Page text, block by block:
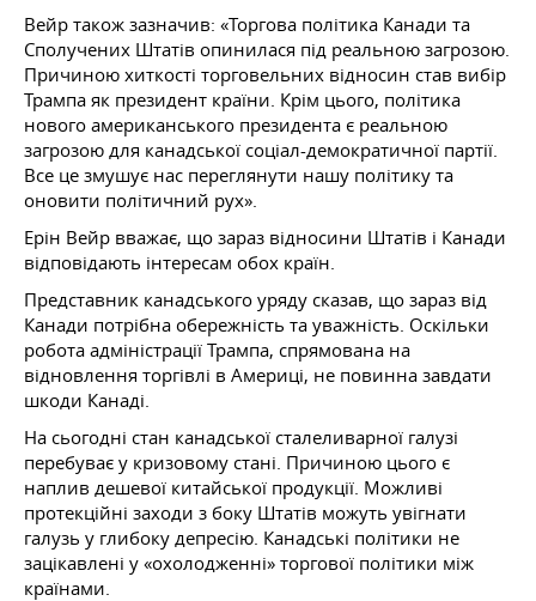
Вейр також зазначив: «Торгова політика Канади та
Сполучених Штатів опинилася під реальною загрозою.
Причиною хиткості торговельних відносин став вибір
Трампа як президент країни. Крім цього, політика
нового американського президента є реальною
загрозою для канадської соціал-демократичної партії.
Все це змушує нас переглянути нашу політику та
оновити політичний рух».
Ерін Вейр вважає, що зараз відносини Штатів і Канади
відповідають інтересам обох країн.
Представник канадського уряду сказав, що зараз від
Канади потрібна обережність та уважність. Оскільки
робота адміністрації Трампа, спрямована на
відновлення торгівлі в Америці, не повинна завдати
шкоди Канаді.
На сьогодні стан канадської сталеливарної галузі
перебуває у кризовому стані. Причиною цього є
наплив дешевої китайської продукції. Можливі
протекційні заходи з боку Штатів можуть увігнати
галузь у глибоку депресію. Канадські політики не
зацікавлені у «охолодженні» торгової політики між
країнами.